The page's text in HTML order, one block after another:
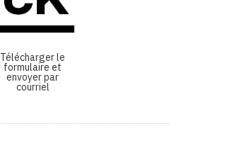
Télécharger le
formulaire et
envoyer par
courriel